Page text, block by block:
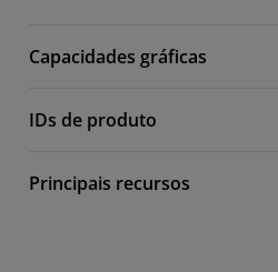
Capacidades gráficas
IDs de produto
Principais recursos